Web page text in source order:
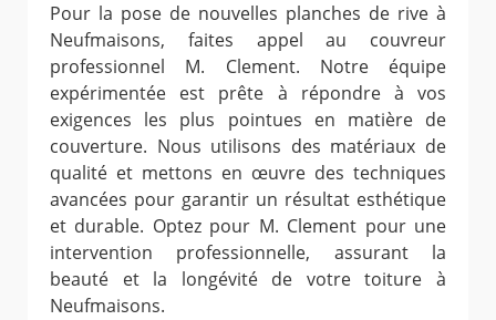
Pour la pose de nouvelles planches de rive à
Neufmaisons, faites appel au couvreur
professionnel M. Clement. Notre équipe
expérimentée est prête à répondre à vos
exigences les plus pointues en matière de
couverture. Nous utilisons des matériaux de
qualité et mettons en œuvre des techniques
avancées pour garantir un résultat esthétique
et durable. Optez pour M. Clement pour une
intervention professionnelle, assurant la
beauté et la longévité de votre toiture à
Neufmaisons.